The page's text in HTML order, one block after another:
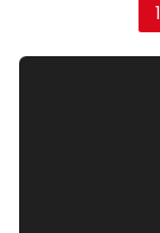
pos
1